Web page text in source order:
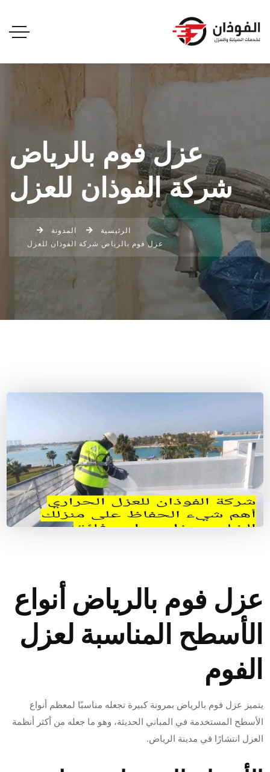
عزل فوم بالرياض
شركة الفوذان للعزل
الرئيسية
المدونة
عزل فوم بالرياض شركة الفوذان للعزل
عزل فوم بالرياض أنواع
الأسطح المناسبة لعزل
الفوم
يتميز عزل فوم بالرياض بمرونة كبيرة تجعله مناسبًا لمعظم أنواع
الأسطح المستخدمة في المباني الحديثة، وهو ما جعله من أكثر أنظمة
العزل انتشارًا في مدينة الرياض.